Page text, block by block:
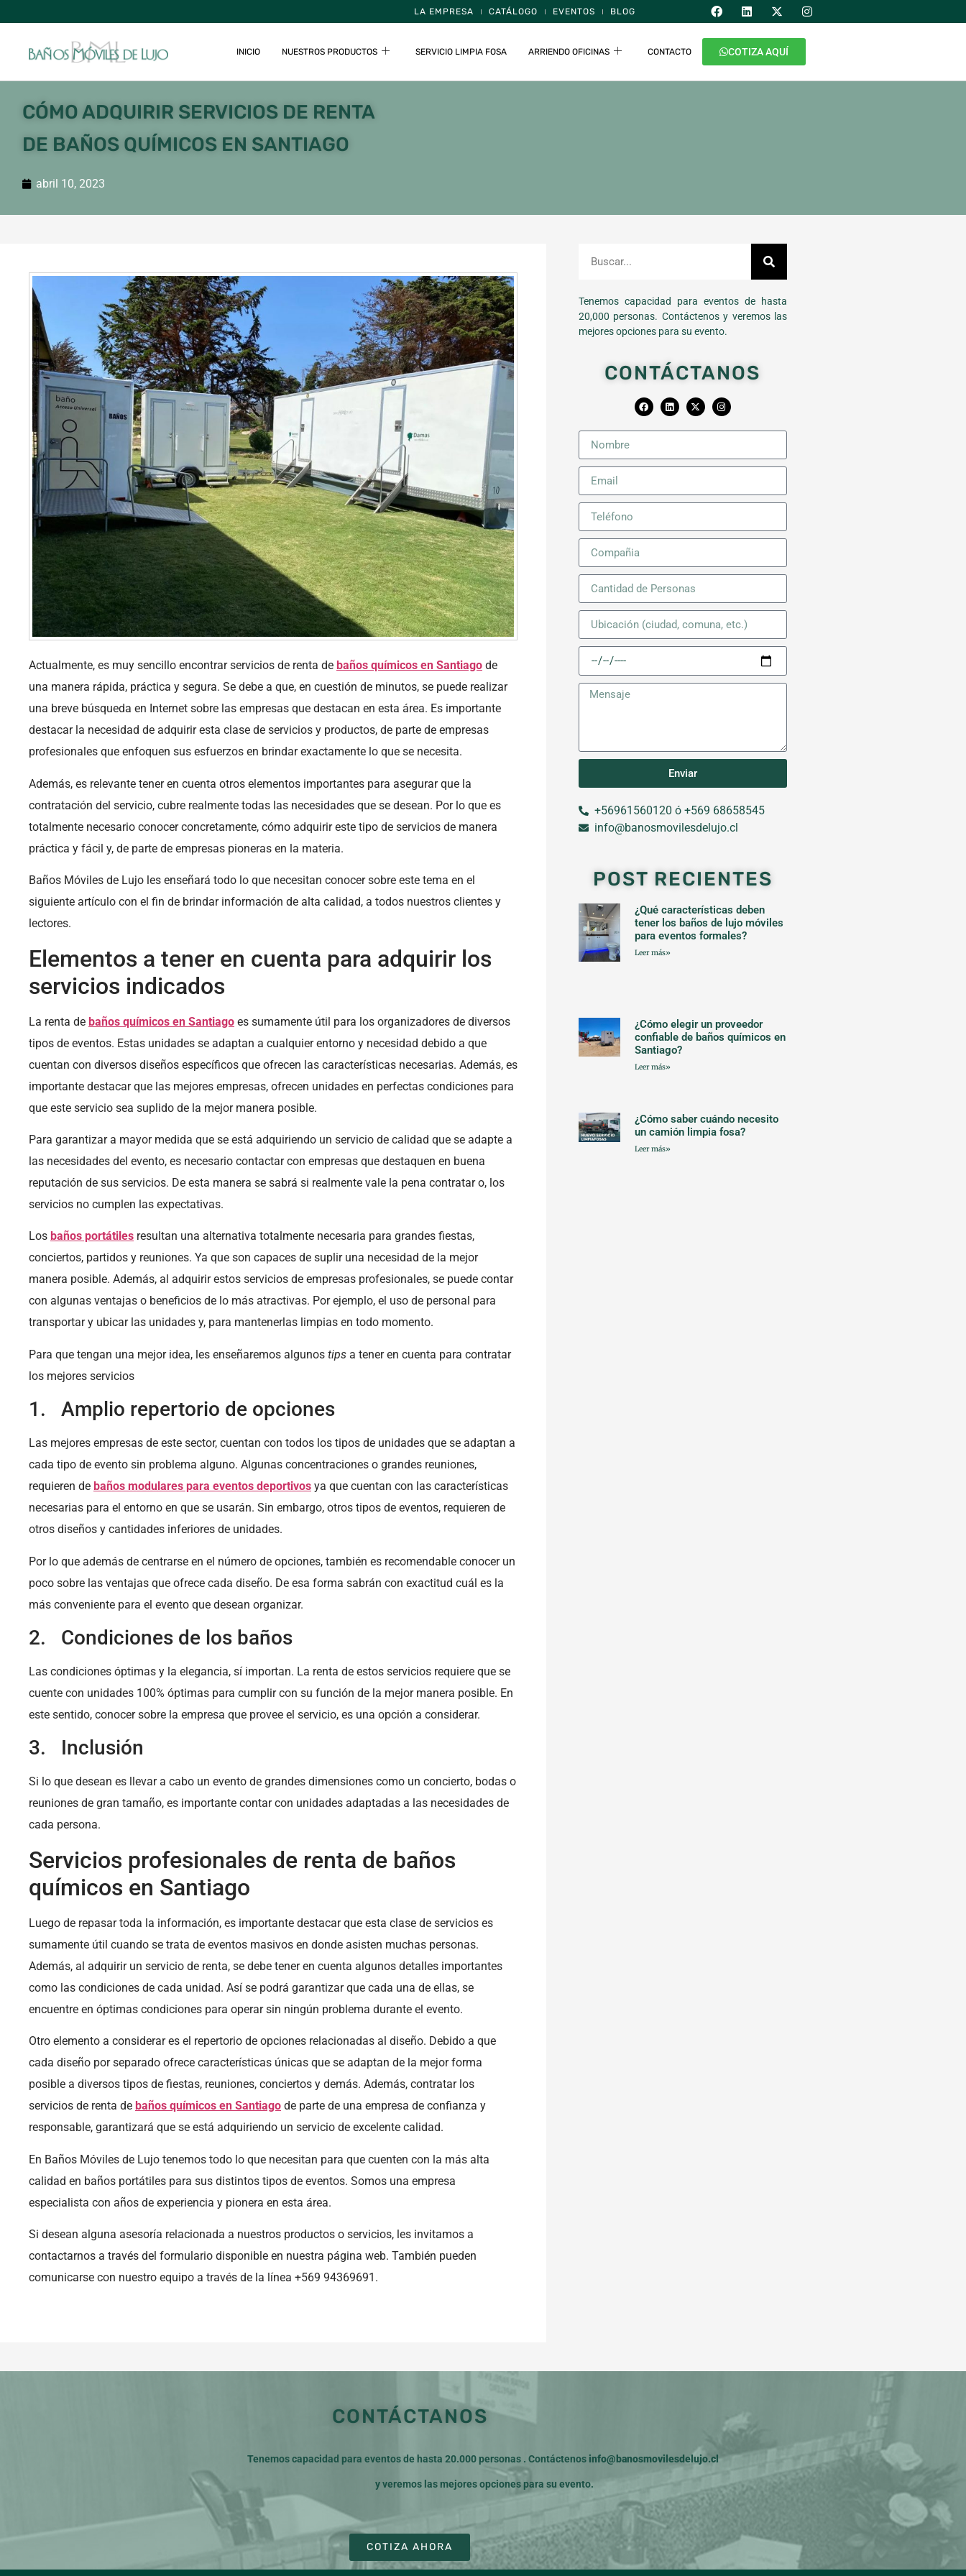
LA EMPRESA CATÁLOGO EVENTOS BLOG
INICIO NUESTROS PRODUCTOS SERVICIO LIMPIA FOSA ARRIENDO OFICINAS CONTACTO COTIZA AQUÍ
CÓMO ADQUIRIR SERVICIOS DE RENTA
DE BAÑOS QUÍMICOS EN SANTIAGO
abril 10, 2023
Actualmente, es muy sencillo encontrar servicios de renta de baños químicos en Santiago de
una manera rápida, práctica y segura. Se debe a que, en cuestión de minutos, se puede realizar
una breve búsqueda en Internet sobre las empresas que destacan en esta área. Es importante
destacar la necesidad de adquirir esta clase de servicios y productos, de parte de empresas
profesionales que enfoquen sus esfuerzos en brindar exactamente lo que se necesita.
Además, es relevante tener en cuenta otros elementos importantes para asegurar que la
contratación del servicio, cubre realmente todas las necesidades que se desean. Por lo que es
totalmente necesario conocer concretamente, cómo adquirir este tipo de servicios de manera
práctica y fácil y, de parte de empresas pioneras en la materia.
Baños Móviles de Lujo les enseñará todo lo que necesitan conocer sobre este tema en el
siguiente artículo con el fin de brindar información de alta calidad, a todos nuestros clientes y
lectores.
Elementos a tener en cuenta para adquirir los
servicios indicados
La renta de baños químicos en Santiago es sumamente útil para los organizadores de diversos
tipos de eventos. Estas unidades se adaptan a cualquier entorno y necesidad debido a que
cuentan con diversos diseños específicos que ofrecen las características necesarias. Además, es
importante destacar que las mejores empresas, ofrecen unidades en perfectas condiciones para
que este servicio sea suplido de la mejor manera posible.
Para garantizar a mayor medida que se está adquiriendo un servicio de calidad que se adapte a
las necesidades del evento, es necesario contactar con empresas que destaquen en buena
reputación de sus servicios. De esta manera se sabrá si realmente vale la pena contratar o, los
servicios no cumplen las expectativas.
Los baños portátiles resultan una alternativa totalmente necesaria para grandes fiestas,
conciertos, partidos y reuniones. Ya que son capaces de suplir una necesidad de la mejor
manera posible. Además, al adquirir estos servicios de empresas profesionales, se puede contar
con algunas ventajas o beneficios de lo más atractivas. Por ejemplo, el uso de personal para
transportar y ubicar las unidades y, para mantenerlas limpias en todo momento.
Para que tengan una mejor idea, les enseñaremos algunos tips a tener en cuenta para contratar
los mejores servicios
1. Amplio repertorio de opciones
Las mejores empresas de este sector, cuentan con todos los tipos de unidades que se adaptan a
cada tipo de evento sin problema alguno. Algunas concentraciones o grandes reuniones,
requieren de baños modulares para eventos deportivos ya que cuentan con las características
necesarias para el entorno en que se usarán. Sin embargo, otros tipos de eventos, requieren de
otros diseños y cantidades inferiores de unidades.
Por lo que además de centrarse en el número de opciones, también es recomendable conocer un
poco sobre las ventajas que ofrece cada diseño. De esa forma sabrán con exactitud cuál es la
más conveniente para el evento que desean organizar.
2. Condiciones de los baños
Las condiciones óptimas y la elegancia, sí importan. La renta de estos servicios requiere que se
cuente con unidades 100% óptimas para cumplir con su función de la mejor manera posible. En
este sentido, conocer sobre la empresa que provee el servicio, es una opción a considerar.
3. Inclusión
Si lo que desean es llevar a cabo un evento de grandes dimensiones como un concierto, bodas o
reuniones de gran tamaño, es importante contar con unidades adaptadas a las necesidades de
cada persona.
Servicios profesionales de renta de baños
químicos en Santiago
Luego de repasar toda la información, es importante destacar que esta clase de servicios es
sumamente útil cuando se trata de eventos masivos en donde asisten muchas personas.
Además, al adquirir un servicio de renta, se debe tener en cuenta algunos detalles importantes
como las condiciones de cada unidad. Así se podrá garantizar que cada una de ellas, se
encuentre en óptimas condiciones para operar sin ningún problema durante el evento.
Otro elemento a considerar es el repertorio de opciones relacionadas al diseño. Debido a que
cada diseño por separado ofrece características únicas que se adaptan de la mejor forma
posible a diversos tipos de fiestas, reuniones, conciertos y demás. Además, contratar los
servicios de renta de baños químicos en Santiago de parte de una empresa de confianza y
responsable, garantizará que se está adquiriendo un servicio de excelente calidad.
En Baños Móviles de Lujo tenemos todo lo que necesitan para que cuenten con la más alta
calidad en baños portátiles para sus distintos tipos de eventos. Somos una empresa
especialista con años de experiencia y pionera en esta área.
Si desean alguna asesoría relacionada a nuestros productos o servicios, les invitamos a
contactarnos a través del formulario disponible en nuestra página web. También pueden
comunicarse con nuestro equipo a través de la línea +569 94369691.
Tenemos capacidad para eventos de hasta
20,000 personas. Contáctenos y veremos las
mejores opciones para su evento.
CONTÁCTANOS
Enviar
+56961560120 ó +569 68658545
info@banosmovilesdelujo.cl
POST RECIENTES
¿Qué características deben
tener los baños de lujo móviles
para eventos formales?
Leer más»
¿Cómo elegir un proveedor
confiable de baños químicos en
Santiago?
Leer más»
¿Cómo saber cuándo necesito
un camión limpia fosa?
Leer más»
CONTÁCTANOS
Tenemos capacidad para eventos de hasta 20.000 personas . Contáctenos info@banosmovilesdelujo.cl
y veremos las mejores opciones para su evento.
COTIZA AHORA